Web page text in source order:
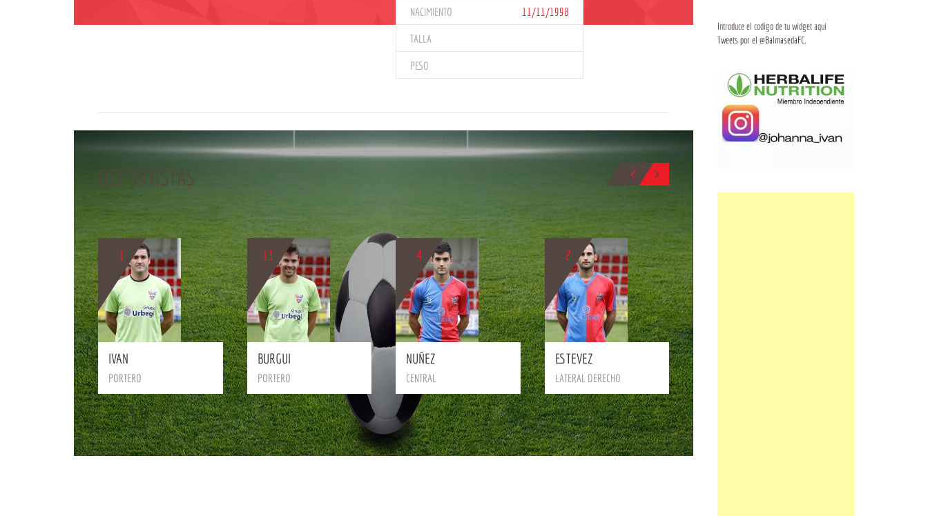
NACIMIENTO 11/11/1998
TALLA
PESO
DEPORTISTAS
1
BIO
IVAN
PORTERO
13
BIO
BURGUI
PORTERO
4
BIO
NUÑEZ
CENTRAL
2
ESTEVEZ
LATERAL DERECHO
BIO
Introduce el codigo de tu widget aqui
Tweets por el @BalmasedaFC.